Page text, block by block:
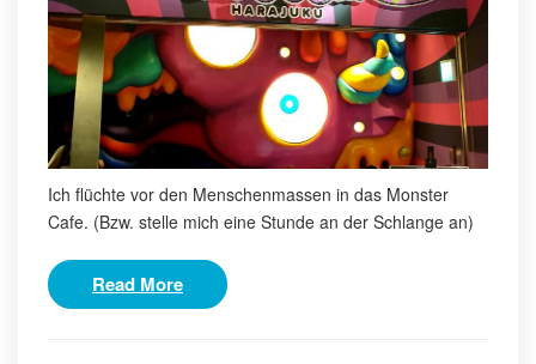
Ich flüchte vor den Menschenmassen in das Monster
Cafe. (Bzw. stelle mich eine Stunde an der Schlange an)
Read More